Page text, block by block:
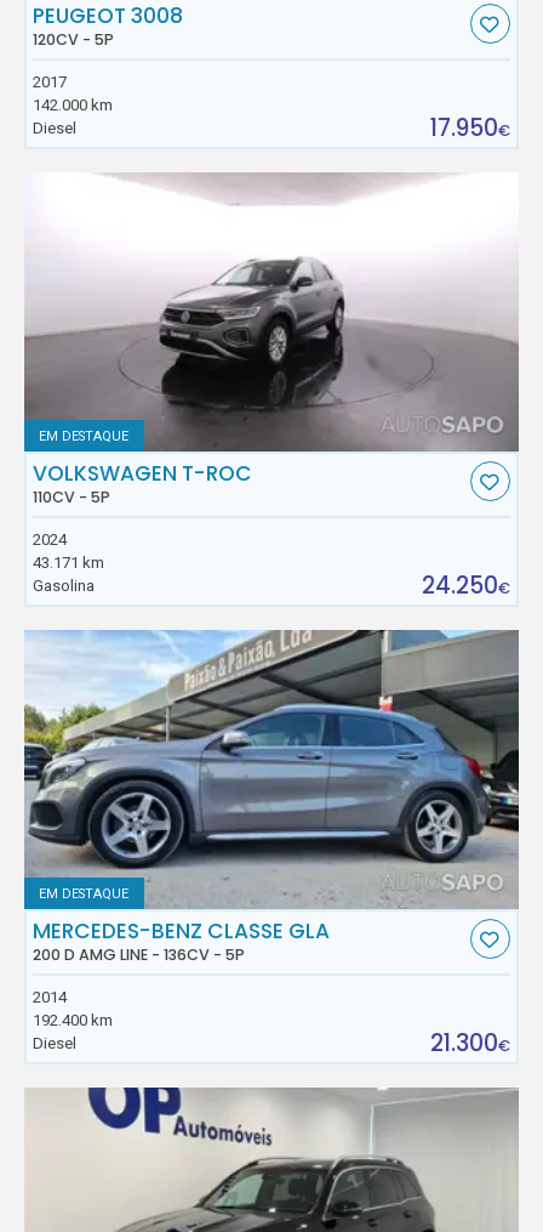
PEUGEOT 3008
120CV - 5P
2017
142.000 km
Diesel
17.950€
EM DESTAQUE
VOLKSWAGEN T-ROC
110CV - 5P
2024
43.171 km
Gasolina
24.250€
EM DESTAQUE
MERCEDES-BENZ CLASSE GLA
200 D AMG LINE - 136CV - 5P
2014
192.400 km
Diesel
21.300€